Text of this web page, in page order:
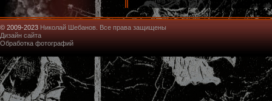
© 2009-2023 Николай Шебанов. Все права защищены
Дизайн сайта
Обработка фотографий